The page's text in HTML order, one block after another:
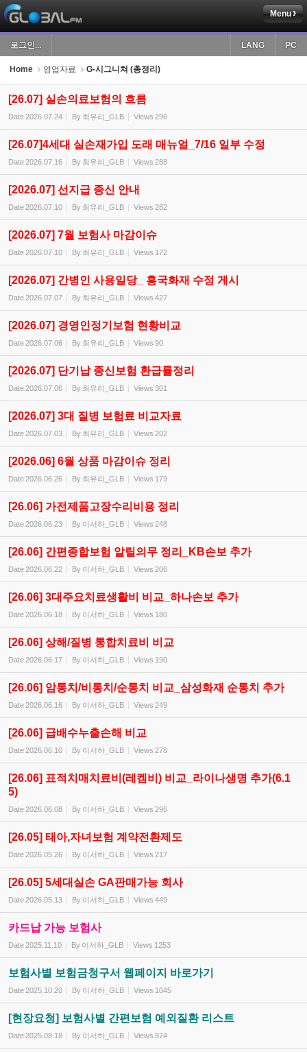
Menu
로그인... PC
LANG
Home 영업자료 G-시그니쳐 (총정리)
[26.07] 실손의료보험의 흐름
Date2026.07.24 By 최유리_GLB Views 296
[26.07]4세대 실손재가입 도래 매뉴얼_7/16 일부 수정
Date2026.07.16 By 최유리_GLB Views 288
[2026.07] 선지급 종신 안내
Date2026.07.10 By 최유리_GLB Views 282
[2026.07] 7월 보험사 마감이슈
Date2026.07.10 By 최유리_GLB Views 172
[2026.07] 간병인 사용일당_ 흥국화재 수정 게시
Date2026.07.07 By 최유리_GLB Views 427
[2026.07] 경영인정기보험 현황비교
Date2026.07.06 By 최유리_GLB Views 90
[2026.07] 단기납 종신보험 환급률정리
Date2026.07.06 By 최유리_GLB Views 301
[2026.07] 3대 질병 보험료 비교자료
Date2026.07.03 By 최유리_GLB Views 202
[2026.06] 6월 상품 마감이슈 정리
Date2026.06.26 By 최유리_GLB Views 179
[26.06] 가전제품고장수리비용 정리
Date2026.06.23 By 이서하_GLB Views 248
[26.06] 간편종합보험 알릴의무 정리_KB손보 추가
Date2026.06.22 By 이서하_GLB Views 206
[26.06] 3대주요치료생활비 비교_하나손보 추가
Date2026.06.18 By 이서하_GLB Views 180
[26.06] 상해/질병 통합치료비 비교
Date2026.06.17 By 이서하_GLB Views 190
[26.06] 암통치/비통치/순통치 비교_삼성화재 순통치 추가
Date2026.06.16 By 이서하_GLB Views 249
[26.06] 급배수누출손해 비교
Date2026.06.10 By 이서하_GLB Views 278
[26.06] 표적치매치료비(레켐비) 비교_라이나생명 추가(6.1
5)
Date2026.06.08 By 이서하_GLB Views 296
[26.05] 태아,자녀보험 계약전환제도
Date2026.05.26 By 이서하_GLB Views 217
[26.05] 5세대실손 GA판매가능 회사
Date2026.05.13 By 이서하_GLB Views 449
카드납 가능 보험사
Date2025.11.10 By 이서하_GLB Views 1253
보험사별 보험금청구서 웹페이지 바로가기
Date2025.10.20 By 이서하_GLB Views 1045
[현장요청] 보험사별 간편보험 예외질환 리스트
Date2025.08.18 By 이서하_GLB Views 874
Sketchbook5, 스케치북5
Sketchbook5, 스케치북5